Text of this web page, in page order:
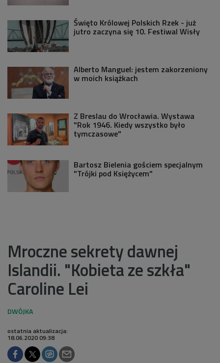
Święto Królowej Polskich Rzek - już
jutro zaczyna się 10. Festiwal Wisły
Alberto Manguel: jestem zakorzeniony
w moich książkach
Z Breslau do Wrocławia. Wystawa
"Rok 1946. Kiedy wszystko było
tymczasowe"
Bartosz Bielenia gościem specjalnym
"Trójki pod Księżycem"
Mroczne sekrety dawnej
Islandii. "Kobieta ze szkła"
Caroline Lei
ostatnia aktualizacja:
18.06.2020 09:38